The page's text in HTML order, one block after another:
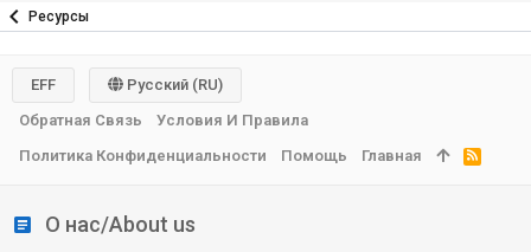
Ресурсы
О нас/About us
EFF
Русский (RU)
Обратная Связь
Условия И Правила
Политика Конфиденциальности
Помощь Главная
R
S